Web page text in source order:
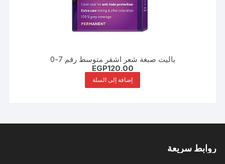
باليت صبغة شعر اشقر متوسط رقم 7-0
EGP120.00
إضافة إلى السلة
روابط سريعة